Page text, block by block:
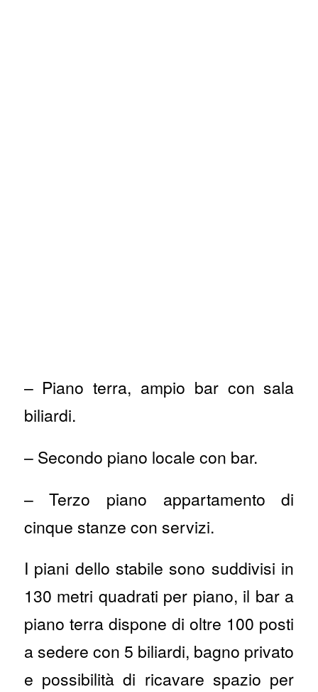
– Piano terra, ampio bar con sala
biliardi.
– Secondo piano locale con bar.
– Terzo piano appartamento di
cinque stanze con servizi.
I piani dello stabile sono suddivisi in
130 metri quadrati per piano, il bar a
piano terra dispone di oltre 100 posti
a sedere con 5 biliardi, bagno privato
e possibilità di ricavare spazio per